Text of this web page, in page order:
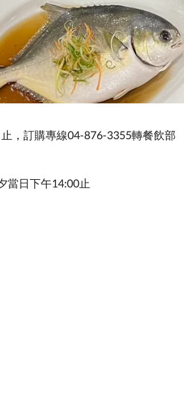
，訂購專線04-876-3355轉餐飲部
當日下午14:00止